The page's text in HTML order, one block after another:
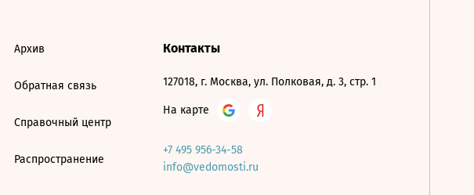
Архив
Обратная связь
Справочный центр
Распространение
Контакты
127018, г. Москва, ул. Полковая, д. 3, стр. 1
На карте
+7 495 956-34-58
info@vedomosti.ru